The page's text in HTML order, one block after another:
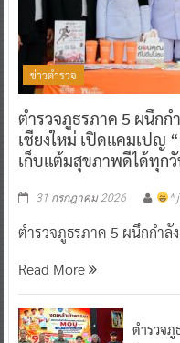
ข่าวตำรวจ
ตำรวจภูธรภาค 5 ผนึกก
เชียงใหม่ เปิดแคมเปญ
เก็บแต้มสุขภาพดีได้ทุกวั
31 กรกฎาคม 2026 ^
ตำรวจภูธรภาค 5 ผนึกกำลัง
Read More
ตำรวจภู